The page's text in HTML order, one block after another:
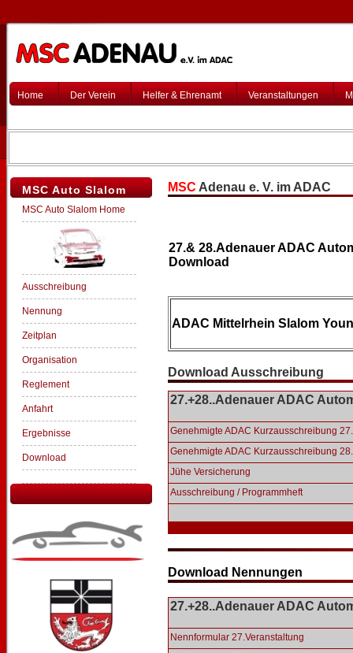
Home Der Verein Helfer & Ehrenamt Veranstaltungen
MSC Auto Slalom
MSC Auto Slalom Home
Ausschreibung
Nennung
Zeitplan
Organisation
Reglement
Anfahrt
Ergebnisse
Download
MSC Adenau e. V. im ADAC
27.& 28.Adenauer ADAC
Download
ADAC Mittelrhein Slalom
Download Ausschreibung
27.+28..Adenauer ADAC
Genehmigte ADAC Kurzausschreibung
Genehmigte ADAC Kurzausschreibung
Jühe Versicherung
Ausschreibung / Programmheft
Download Nennungen
27.+28..Adenauer ADAC
Nennformular 27.Veranstaltung